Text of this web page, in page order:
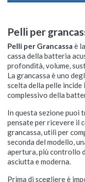
Pelli per
Pelli per Grancassa è
cassa della batteria
profondità, volume,
La grancassa è uno
scelta della pelle
complessivo della
In questa sezione puoi
pensate per ricevere il
grancassa, utili per
seconda del modello,
apertura, più controllo
asciutta e moderna.
Prima di scegliere è